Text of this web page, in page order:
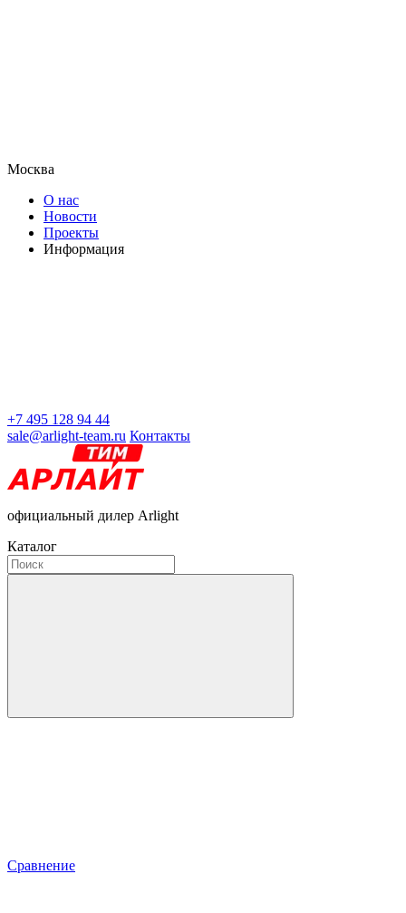
Москва
О нас
Новости
Проекты
Информация
+7 495 128 94 44
sale@arlight-team.ru Контакты
официальный дилер Arlight
Каталог
Сравнение